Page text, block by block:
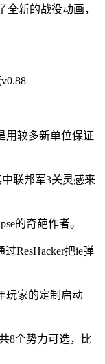
全新的战役动画，
用较多新单位保证
联邦军3关灵感来
的奇葩作者。
ResHacker把ie弹
玩家的定制启动
8个势力可选，比